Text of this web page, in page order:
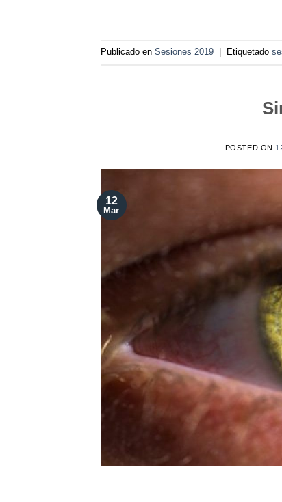
Publicado en Sesiones 2019 Etiquetado
POSTED ON
12
Mar